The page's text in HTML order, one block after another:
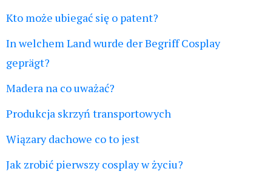
Kto może ubiegać się o patent?
In welchem Land wurde der Begriff Cosplay
geprägt?
Madera na co uważać?
Produkcja skrzyń transportowych
Wiązary dachowe co to jest
Jak zrobić pierwszy cosplay w życiu?